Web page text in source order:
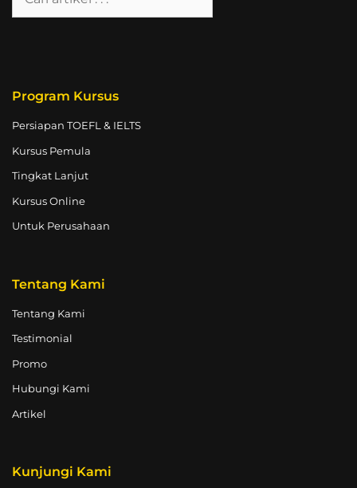
Program Kursus
Persiapan TOEFL & IELTS
Kursus Pemula
Tingkat Lanjut
Kursus Online
Untuk Perusahaan
Tentang Kami
Tentang Kami
Testimonial
Promo
Hubungi Kami
Artikel
Kunjungi Kami